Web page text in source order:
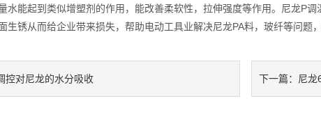
水能起到类似增塑剂的作用，能改善柔软性，拉伸强度等作用。尼龙P
生锈从而给企业带来损失，帮助电动工具业解决尼龙PA料，玻纤等问题
控对尼龙的水分吸收 下一篇： 尼龙